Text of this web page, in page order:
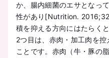
か、腸内細菌のエサとなっ
性があり[Nutrition.
積を抑える方向にはたらく
2つ目は、赤肉・加工肉を
ことです。赤肉（牛・豚の